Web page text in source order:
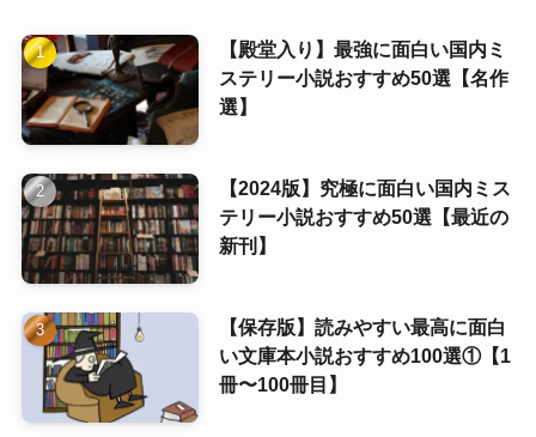
【殿堂入り】最強に面白い国内ミ
ステリー小説おすすめ50選【名作
選】
【2024版】究極に面白い国内ミス
テリー小説おすすめ50選【最近の
新刊】
【保存版】読みやすい最高に面白
い文庫本小説おすすめ100選①【1
冊〜100冊目】